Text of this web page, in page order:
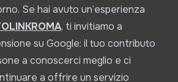
Se hai avuto un’esperienza
, ti invitiamo a
su Google: il tuo contributo
a conoscerci meglio e ci
a offrire un servizio